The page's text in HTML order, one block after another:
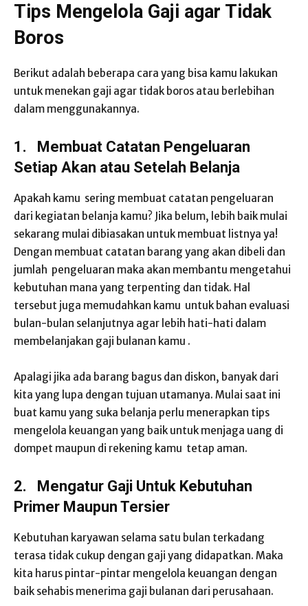
Tips Mengelola Gaji agar Tidak
Boros
Berikut adalah beberapa cara yang bisa kamu lakukan
untuk menekan gaji agar tidak boros atau berlebihan
dalam menggunakannya.
1. Membuat Catatan Pengeluaran
Setiap Akan atau Setelah Belanja
Apakah kamu sering membuat catatan pengeluaran
dari kegiatan belanja kamu? Jika belum, lebih baik mulai
sekarang mulai dibiasakan untuk membuat listnya ya!
Dengan membuat catatan barang yang akan dibeli dan
jumlah pengeluaran maka akan membantu mengetahui
kebutuhan mana yang terpenting dan tidak. Hal
tersebut juga memudahkan kamu untuk bahan evaluasi
bulan-bulan selanjutnya agar lebih hati-hati dalam
membelanjakan gaji bulanan kamu .
Apalagi jika ada barang bagus dan diskon, banyak dari
kita yang lupa dengan tujuan utamanya. Mulai saat ini
buat kamu yang suka belanja perlu menerapkan tips
mengelola keuangan yang baik untuk menjaga uang di
dompet maupun di rekening kamu tetap aman.
2. Mengatur Gaji Untuk Kebutuhan
Primer Maupun Tersier
Kebutuhan karyawan selama satu bulan terkadang
terasa tidak cukup dengan gaji yang didapatkan. Maka
kita harus pintar-pintar mengelola keuangan dengan
baik sehabis menerima gaji bulanan dari perusahaan.